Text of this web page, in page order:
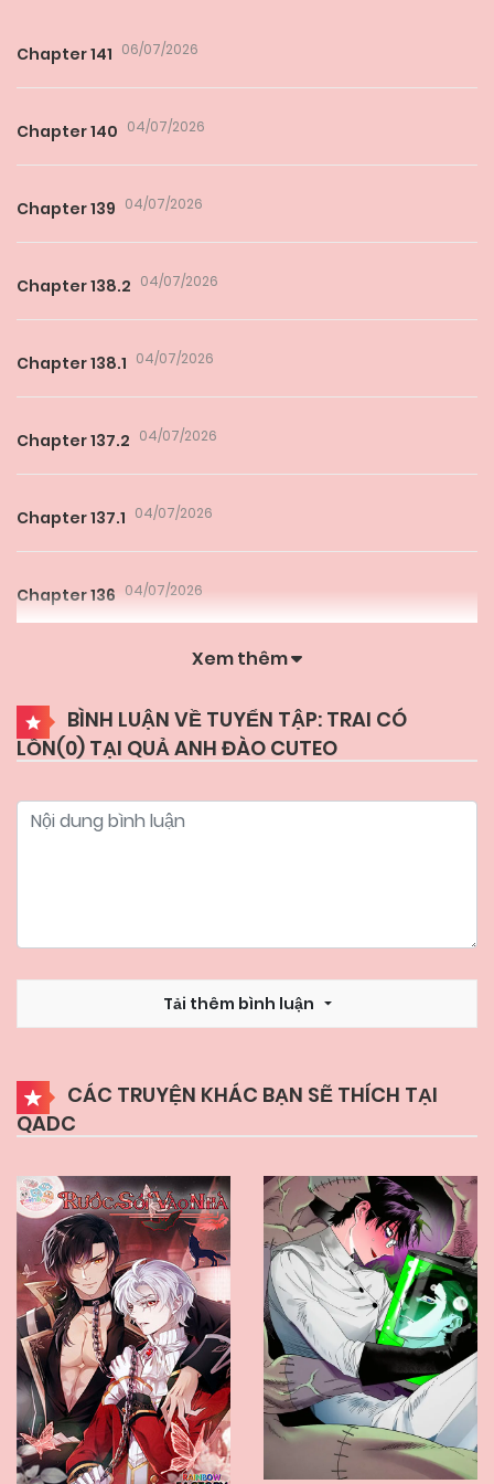
Chapter 141 06/07/2026
Chapter 140 04/07/2026
Chapter 139 04/07/2026
Chapter 138.2 04/07/2026
Chapter 138.1 04/07/2026
Chapter 137.2 04/07/2026
Chapter 137.1 04/07/2026
Chapter 136 04/07/2026
04/07/2026
Chapter 134.1 28/06/2026
Chapter 133.5 28/06/2026
Chapter 133.3 26/06/2026
Chapter 133.1 26/06/2026
Chapter 132 22/06/2026
Chapter 131.2 22/06/2026
Chapter 131.1 22/06/2026
Chapter 130 22/06/2026
Xem thêm
BÌNH LUẬN VỀ TUYỂN TẬP: TRAI CÓ
LỒN(0) TẠI QUẢ ANH ĐÀO CUTEO
Tải thêm bình luận
CÁC TRUYỆN KHÁC BẠN SẼ THÍCH TẠI
QADC